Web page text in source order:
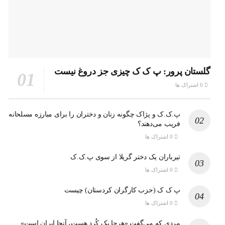
گلستان پرور: پ ک ک چیزی جز دروغ نیست
پ.ک.ک و پژاک چگونه زنان و دختران را برای مبارزه مسلحانه
فریب می‌دهند؟
تیرباران یک دختر گریلا از سوی پ.ک.ک
پ ک ک (حزب کارگران کردستان) چیست
مردی که می‌گفت «هرجا یک کُرد هست، آنجا ایران است»